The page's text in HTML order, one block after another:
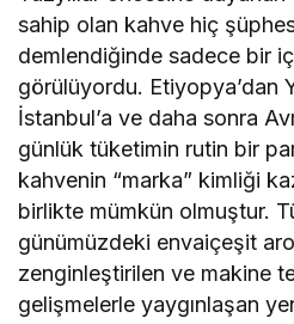
sahip olan kahve hiç
demlendiğinde sadece bir
görülüyordu. Etiyopya’dan
İstanbul’a ve daha sonra
günlük tüketimin rutin bir
kahvenin “marka” kimliği
birlikte mümkün olmuştur.
günümüzdeki envaiçeşit
zenginleştirilen ve makine
gelişmelerle yaygınlaşan